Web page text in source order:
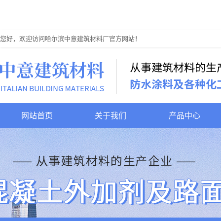
您好，欢迎访问哈尔滨中意建筑材料厂官方网站！
网站首页 关于我们 产品中心